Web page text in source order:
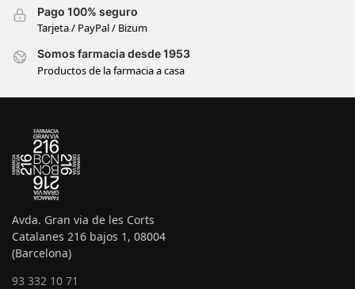
Pago 100% seguro
Tarjeta / PayPal / Bizum
Somos farmacia desde 1953
Productos de la farmacia a casa
Avda. Gran via de les Corts
Catalanes 216 bajos 1, 08004
(Barcelona)
93 332 10 71